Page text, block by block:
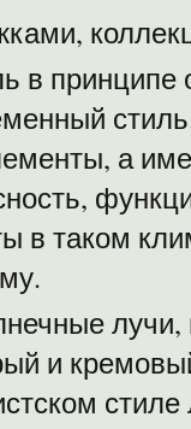
в принципе
а
в таком
и